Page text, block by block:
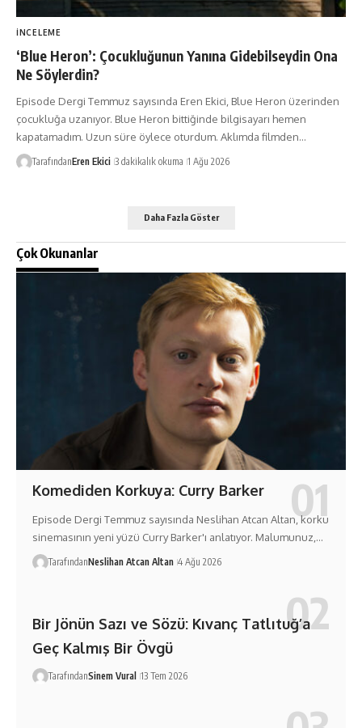
İNCELEME
‘Blue Heron’: Çocukluğunun Yanına Gidebilseydin Ona
Ne Söylerdin?
Episode Dergi Temmuz sayısında Eren Ekici, Blue Heron üzerinden
çocukluğa uzanıyor. Blue Heron bittiğinde bilgisayarı hemen
kapatamadım. Uzun süre öylece oturdum. Aklımda filmden…
TarafındanEren Ekici 3 dakikalık okuma 1 Ağu 2026
Daha Fazla Göster
Çok Okunanlar
Komediden Korkuya: Curry Barker
Episode Dergi Temmuz sayısında Neslihan Atcan Altan, korku
sinemasının yeni yüzü Curry Barker'ı anlatıyor. Malumunuz,…
TarafındanNeslihan Atcan Altan 4 Ağu 2026
Bir Jönün Sazı ve Sözü: Kıvanç Tatlıtuğ’a
Geç Kalmış Bir Övgü
TarafındanSinem Vural 13 Tem 2026